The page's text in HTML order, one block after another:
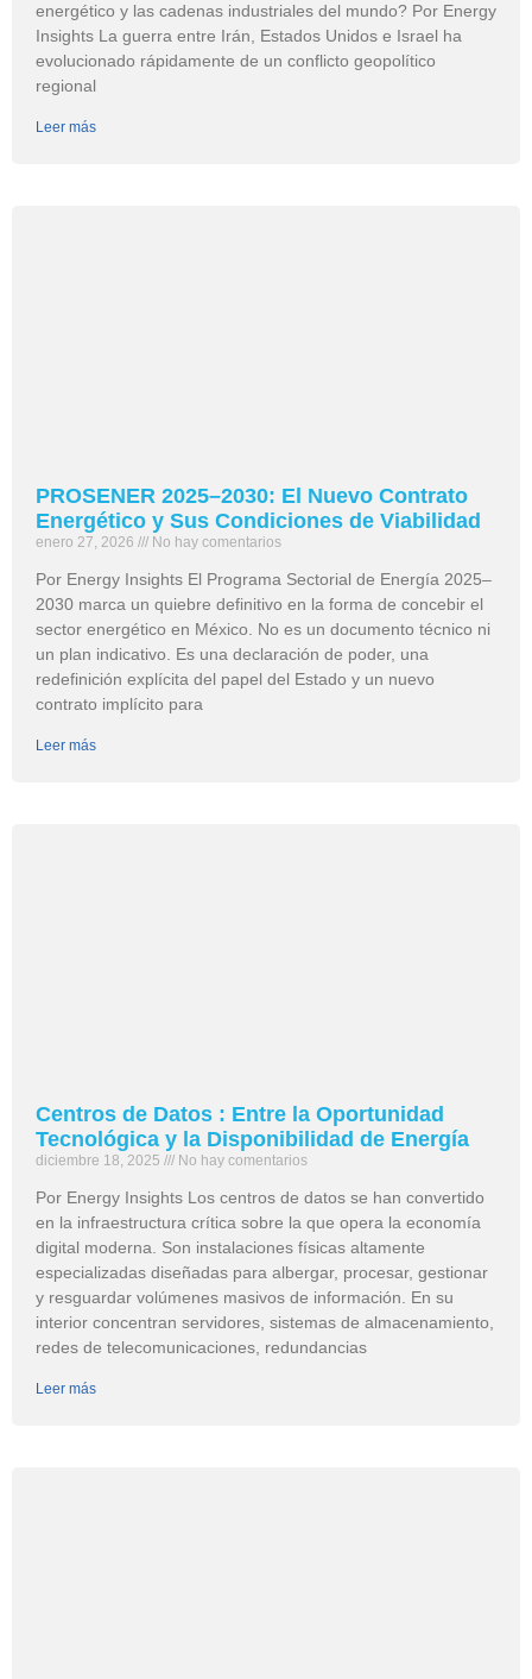
energético y las cadenas industriales del mundo? Por Energy
Insights La guerra entre Irán, Estados Unidos e Israel ha
evolucionado rápidamente de un conflicto geopolítico
regional
Leer más
PROSENER 2025–2030: El Nuevo Contrato
Energético y Sus Condiciones de Viabilidad
enero 27, 2026 No hay comentarios
Por Energy Insights El Programa Sectorial de Energía 2025–
2030 marca un quiebre definitivo en la forma de concebir el
sector energético en México. No es un documento técnico ni
un plan indicativo. Es una declaración de poder, una
redefinición explícita del papel del Estado y un nuevo
contrato implícito para
Leer más
Centros de Datos : Entre la Oportunidad
Tecnológica y la Disponibilidad de Energía
diciembre 18, 2025 No hay comentarios
Por Energy Insights Los centros de datos se han convertido
en la infraestructura crítica sobre la que opera la economía
digital moderna. Son instalaciones físicas altamente
especializadas diseñadas para albergar, procesar, gestionar
y resguardar volúmenes masivos de información. En su
interior concentran servidores, sistemas de almacenamiento,
redes de telecomunicaciones, redundancias
Leer más